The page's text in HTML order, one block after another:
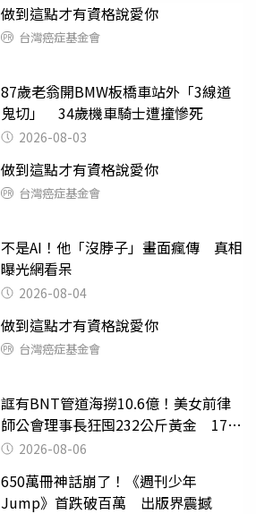
做到這點才有資格說愛你
台灣癌症基金會
87歲老翁開BMW板橋車站外「3線道
鬼切」 34歲機車騎士遭撞慘死
2026-08-03
做到這點才有資格說愛你
台灣癌症基金會
不是AI！他「沒脖子」畫面瘋傳 真相
曝光網看呆
2026-08-04
做到這點才有資格說愛你
台灣癌症基金會
誆有BNT管道海撈10.6億！美女前律
師公會理事長狂囤232公斤黃金 17人
遭起訴
2026-08-06
650萬冊神話崩了！《週刊少年
Jump》首跌破百萬 出版界震撼